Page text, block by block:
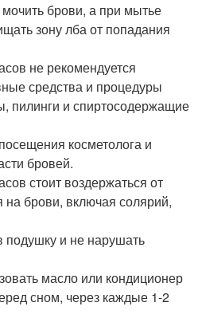
брови, а при мытье
зону лба от попадания
не рекомендуется
средства и процедуры
пилинги и спиртосодержащие
косметолога и
бровей.
стоит воздержаться от
на брови, включая солярий,
подушку и не нарушать
масло или кондиционер
сном, через каждые 1-2